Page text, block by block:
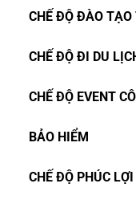
Rivercrane Việt
CHẾ ĐỘ ĐÀO
CHẾ ĐỘ ĐI DU
CHẾ ĐỘ EVENT
BẢO HIỂM
CHẾ ĐỘ PHÚC